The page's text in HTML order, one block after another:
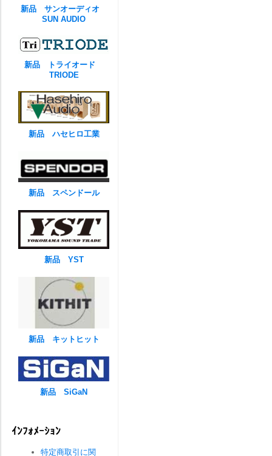
新品 サンオーディオ
SUN AUDIO
新品 トライオード
TRIODE
新品 ハセヒロ工業
新品 スペンドール
新品 YST
新品 キットヒット
新品 SiGaN
ｲﾝﾌｫﾒｰｼｮﾝ
特定商取引に関